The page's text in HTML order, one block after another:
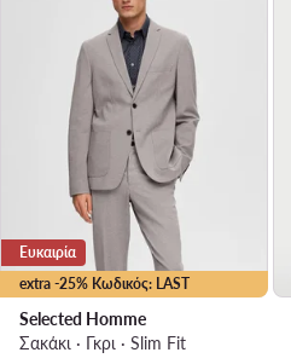
extra -25% Κωδικός: LAST
Ευκαιρία
Selected Homme
Σακάκι · Γκρι · Slim Fit